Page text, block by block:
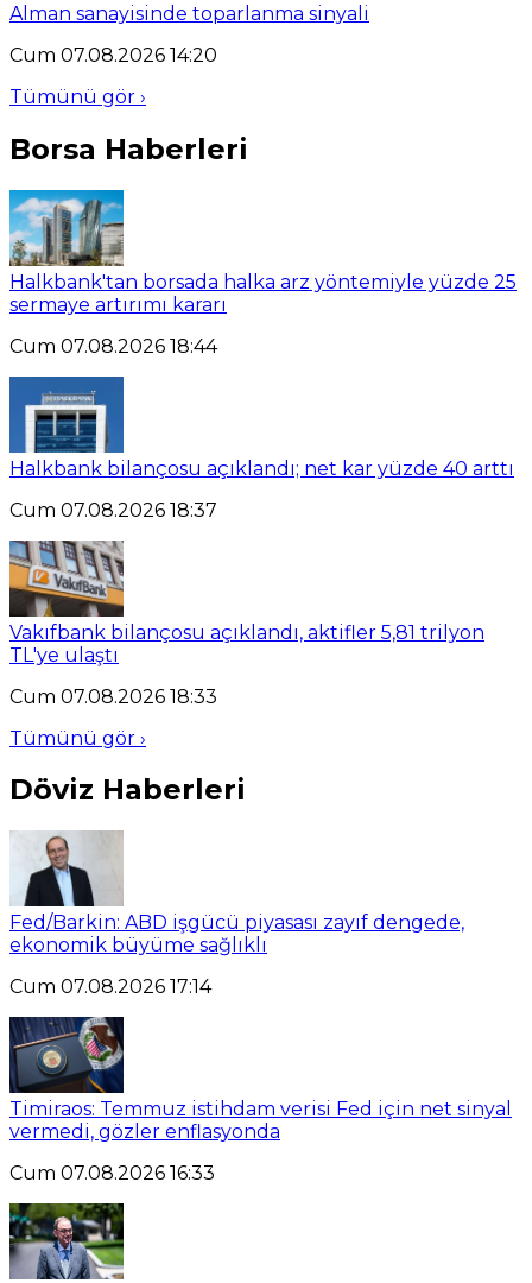
Alman sanayisinde toparlanma sinyali
Cum 07.08.2026 14:20
Tümünü gör ›
Borsa Haberleri
Halkbank'tan borsada halka arz yöntemiyle yüzde 25
sermaye artırımı kararı
Cum 07.08.2026 18:44
Halkbank bilançosu açıklandı; net kar yüzde 40 arttı
Cum 07.08.2026 18:37
Vakıfbank bilançosu açıklandı, aktifler 5,81 trilyon
TL'ye ulaştı
Cum 07.08.2026 18:33
Tümünü gör ›
Döviz Haberleri
Fed/Barkin: ABD işgücü piyasası zayıf dengede,
ekonomik büyüme sağlıklı
Cum 07.08.2026 17:14
Timiraos: Temmuz istihdam verisi Fed için net sinyal
vermedi, gözler enflasyonda
Cum 07.08.2026 16:33